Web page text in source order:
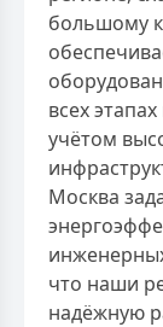
большому
всех
учётом
Москва
что наши
надёжную